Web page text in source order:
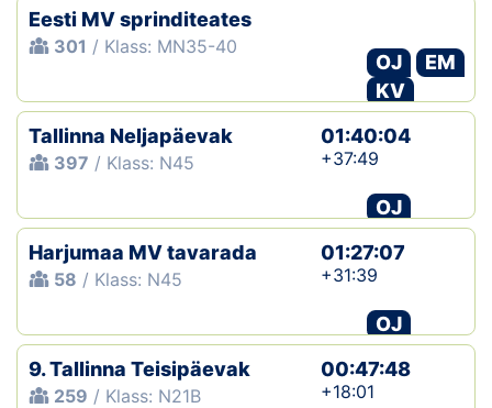
Eesti MV sprinditeates
301 / Klass: MN35-40
OJ
EM
KV
Tallinna Neljapäevak
397 / Klass: N45
01:40:04
+37:49
OJ
Harjumaa MV tavarada
58 / Klass: N45
01:27:07
+31:39
OJ
9. Tallinna Teisipäevak
259 / Klass: N21B
00:47:48
+18:01